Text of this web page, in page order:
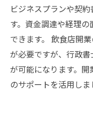
ビジネスプランや契
す。資金調達や経理
できます。 飲食店開
が必要ですが、行政
が可能になります。
のサポートを活用しま